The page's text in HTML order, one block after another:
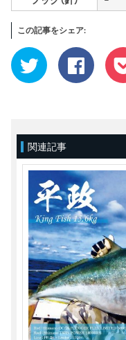
この記事をシェア:
ク
リ
ッ
ク
有
(新
し
い
ウ
ィ
ン
ド
ウ
で
開
き
ま
す)
Facebook
で
共
有
リ
し
て
く
だ
さ
い
(新
し
い
ウ
ィ
ン
ド
ウ
で
開
き
ま
す)
関連記事